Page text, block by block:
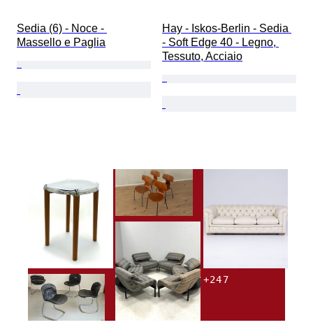
Sedia (6) - Noce -
Massello e Paglia
Hay - Iskos-Berlin - Sedia
- Soft Edge 40 - Legno,
Tessuto, Acciaio
+247